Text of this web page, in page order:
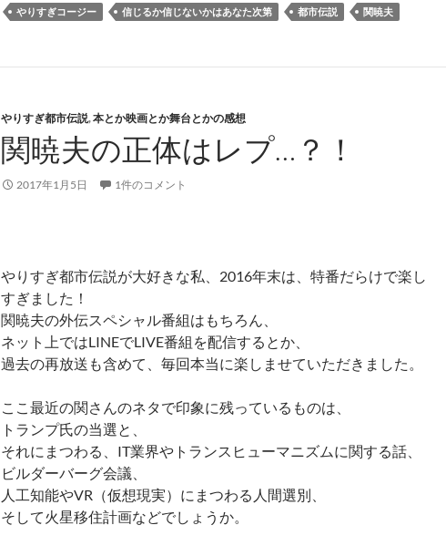
やりすぎコージー 信じるか信じないかはあなた次第 都市伝説 関暁夫
やりすぎ都市伝説,本とか映画とか舞台とかの感想
関暁夫の正体はレプ…？！
2017年1月5日 1件のコメント
やりすぎ都市伝説が大好きな私、2016年末は、特番だらけで楽し
すぎました！
関暁夫の外伝スペシャル番組はもちろん、
ネット上ではLINEでLIVE番組を配信するとか、
過去の再放送も含めて、毎回本当に楽しませていただきました。
ここ最近の関さんのネタで印象に残っているものは、
トランプ氏の当選と、
それにまつわる、IT業界やトランスヒューマニズムに関する話、
ビルダーバーグ会議、
人工知能やVR（仮想現実）にまつわる人間選別、
そして火星移住計画などでしょうか。